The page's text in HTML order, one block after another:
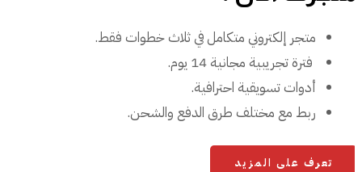
متجر إلكتروني متكامل في ثلاث خطوات فقط.
فترة تجريبية مجانية 14 يوم.
أدوات تسويقية احترافية.
ربط مع مختلف طرق الدفع والشحن.
تعرف على المزيد